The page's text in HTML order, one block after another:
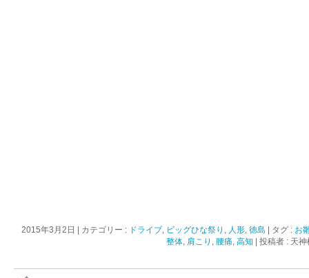
2015年3月2日 カテゴリー : ドライブ, ビッグひな祭り , 人形,徳島 タグ : お
整体, 肩こり , 腰痛,高知 |投稿者 : 天